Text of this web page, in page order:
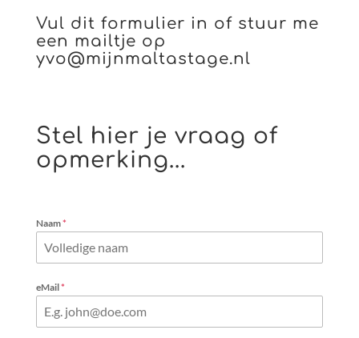
Vul dit formulier in of stuur me
een mailtje op
yvo@mijnmaltastage.nl
Stel hier je vraag of
opmerking...
Naam*
eMail*